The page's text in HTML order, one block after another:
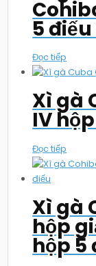
5
Đọc tiếp
Xì gà
IV
Đọc tiếp
Xì gà
hộp
hộp 5